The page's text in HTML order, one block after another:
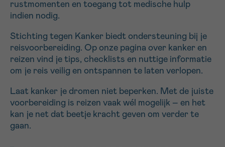
rustmomenten en toegang tot medische hulp
indien nodig.
Stichting tegen Kanker biedt ondersteuning bij je
reisvoorbereiding. Op onze pagina over kanker en
reizen vind je tips, checklists en nuttige informatie
om je reis veilig en ontspannen te laten verlopen.
Laat kanker je dromen niet beperken. Met de juiste
voorbereiding is reizen vaak wél mogelijk – en het
kan je net dat beetje kracht geven om verder te
gaan.
Ja, stuur mij de nieuwsbrief
Ik aanvaard de
gebruiksvoorwaarden
*VERPLICHT VELD
Sturen